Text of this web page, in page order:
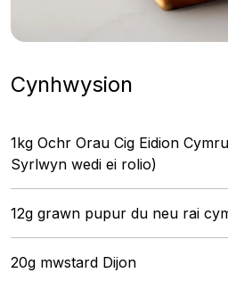
Cynhwysion
1kg Ochr Orau Cig Eidion
Syrlwyn wedi ei rolio)
12g grawn pupur du neu rai
20g mwstard Dijon